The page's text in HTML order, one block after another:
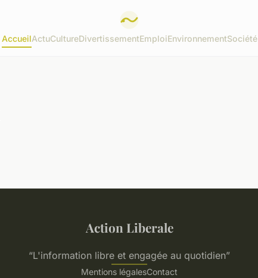
AccueilActuCultureDivertissementEmploiEnvironnementSociété
Action Liberale
“L'information libre et engagée au quotidien”
Mentions légalesContact